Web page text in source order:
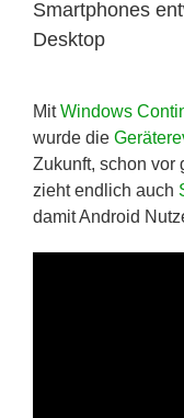
Smartphones
Desktop
MitWindows
wurde die
Zukunft, schon vor
zieht endlich auch
damit Android